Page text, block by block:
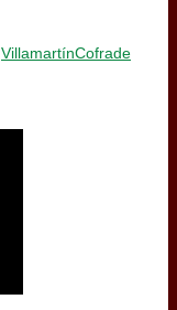
VillamartínCofrade